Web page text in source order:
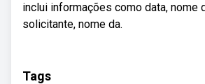
inclui informações como data, nome
solicitante, nome da.
Tags